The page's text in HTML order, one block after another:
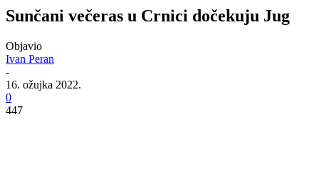
Sunčani večeras u Crnici dočekuju Jug
Objavio
Ivan Peran
-
16. ožujka 2022.
0
447